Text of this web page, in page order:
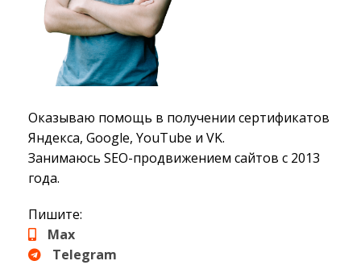
Оказываю помощь в получении сертификатов
Яндекса, Google, YouTube и VK.
Занимаюсь SEO-продвижением сайтов с 2013
года.
Пишите:
Max
Telegram